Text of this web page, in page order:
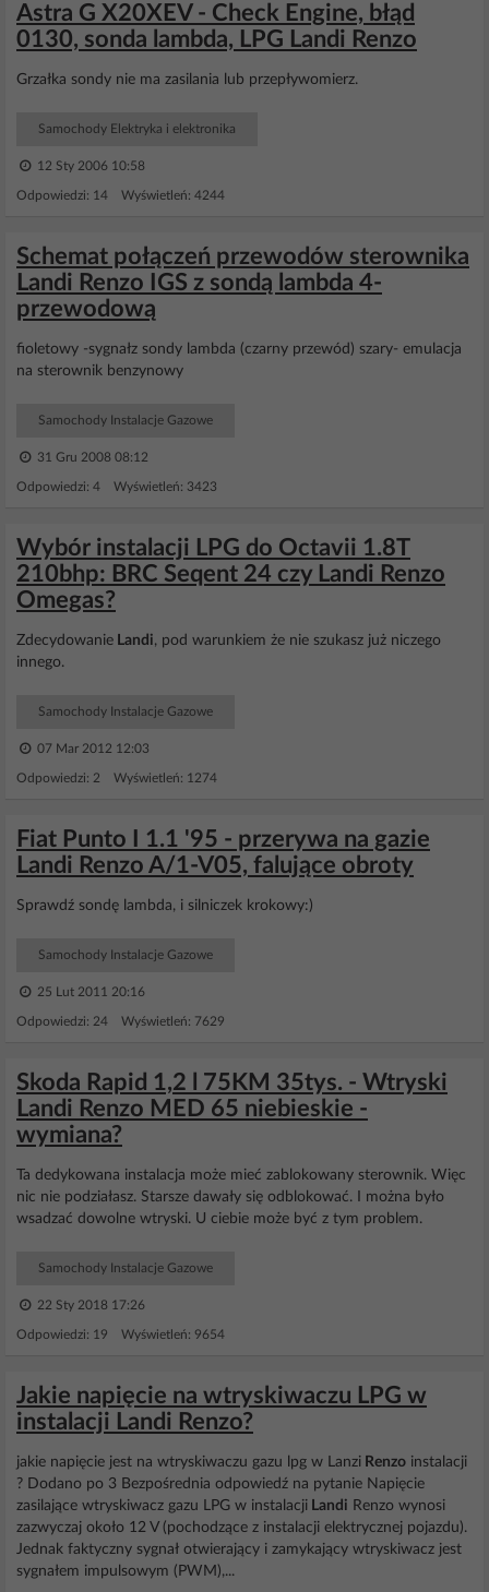
Astra G X20XEV - Check Engine, błąd
0130, sonda lambda, LPG Landi Renzo
Grzałka sondy nie ma zasilania lub przepływomierz.
Samochody Elektryka i elektronika
12 Sty 2006 10:58
Odpowiedzi: 14 Wyświetleń: 4244
Schemat połączeń przewodów sterownika
Landi Renzo IGS z sondą lambda 4-
przewodową
fioletowy -sygnałz sondy lambda (czarny przewód) szary- emulacja
na sterownik benzynowy
Samochody Instalacje Gazowe
31 Gru 2008 08:12
Odpowiedzi: 4 Wyświetleń: 3423
Wybór instalacji LPG do Octavii 1.8T
210bhp: BRC Seqent 24 czy Landi Renzo
Omegas?
Zdecydowanie Landi, pod warunkiem że nie szukasz już niczego
innego.
Samochody Instalacje Gazowe
07 Mar 2012 12:03
Odpowiedzi: 2 Wyświetleń: 1274
Fiat Punto I 1.1 '95 - przerywa na gazie
Landi Renzo A/1-V05, falujące obroty
Sprawdź sondę lambda, i silniczek krokowy:)
Samochody Instalacje Gazowe
25 Lut 2011 20:16
Odpowiedzi: 24 Wyświetleń: 7629
Skoda Rapid 1,2 l 75KM 35tys. - Wtryski
Landi Renzo MED 65 niebieskie -
wymiana?
Ta dedykowana instalacja może mieć zablokowany sterownik. Więc
nic nie podziałasz. Starsze dawały się odblokować. I można było
wsadzać dowolne wtryski. U ciebie może być z tym problem.
Samochody Instalacje Gazowe
22 Sty 2018 17:26
Odpowiedzi: 19 Wyświetleń: 9654
Jakie napięcie na wtryskiwaczu LPG w
instalacji Landi Renzo?
jakie napięcie jest na wtryskiwaczu gazu lpg w Lanzi Renzo instalacji
? Dodano po 3 Bezpośrednia odpowiedź na pytanie Napięcie
zasilające wtryskiwacz gazu LPG w instalacji Landi Renzo wynosi
zazwyczaj około 12 V (pochodzące z instalacji elektrycznej pojazdu).
Jednak faktyczny sygnał otwierający i zamykający wtryskiwacz jest
sygnałem impulsowym (PWM),...